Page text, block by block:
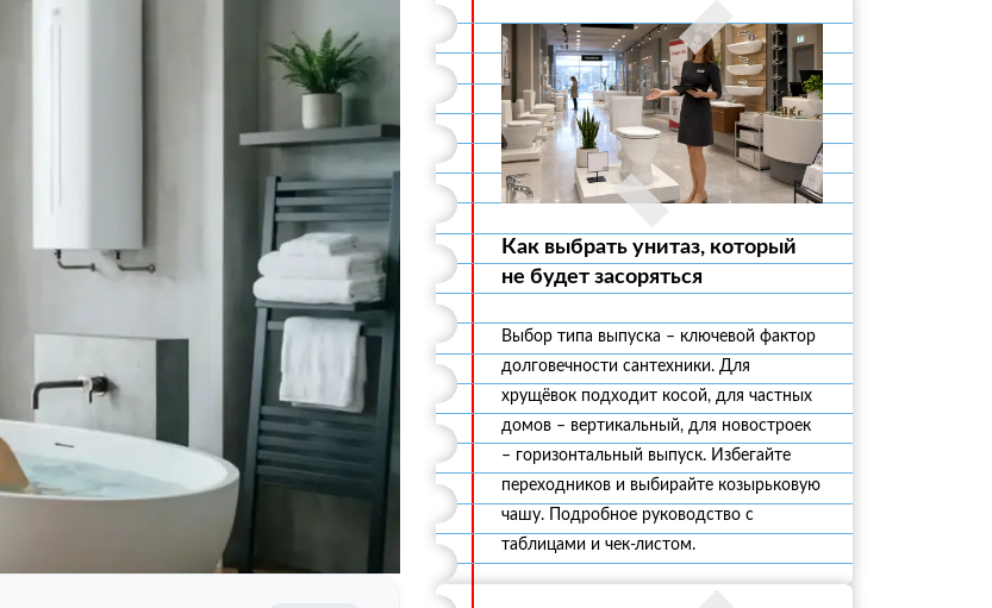
Как выбрать унитаз, который
не будет засоряться
Выбор типа выпуска – ключевой фактор
долговечности сантехники. Для
хрущёвок подходит косой, для частных
домов – вертикальный, для новостроек
– горизонтальный выпуск. Избегайте
переходников и выбирайте козырьковую
чашу. Подробное руководство с
таблицами и чек-листом.